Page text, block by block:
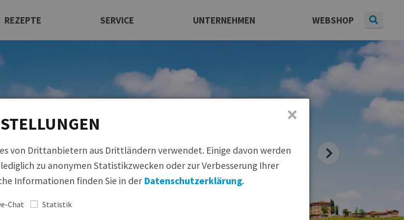
REZEPTE SERVICE UNTERNEHMEN WEBSHOP
Produkte
Ansprechpartner
Infomaterial
Messen
Bildmaterial
Bezugsquellen
Presse
Karriere
Produktfinder Rezeptfinder Infomaterial | Newsletter
von Drittanbietern aus Drittländern verwendet. Einige davon werden
zu anonymen Statistikzwecken oder zur Verbesserung Ihrer
Informationen finden Sie in der Datenschutzerklärung.
Chat Statistik
×